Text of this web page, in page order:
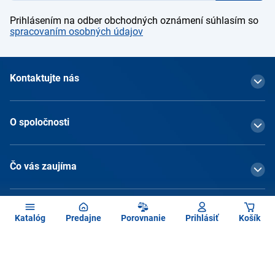
Katalóg Predajne Porovnanie Prihlásiť Košík
Prihlásením na odber obchodných oznámení súhlasím so
spracovaním osobných údajov
Kontaktujte nás
O spoločnosti
Čo vás zaujíma
Služby